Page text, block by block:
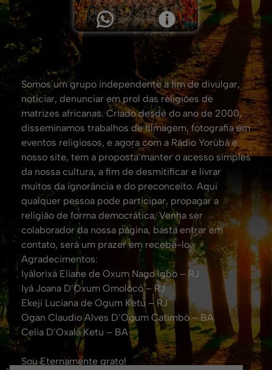
Somos um grupo independente a fim de divulgar,
noticiar, denunciar em prol das religiões de
matrizes africanas. Criado desde do ano de 2000,
disseminamos trabalhos de filmagem, fotografia em
eventos religiosos, e agora com a Rádio Yorùbá e
nosso site, tem a proposta manter o acesso simples
da nossa cultura, a fim de desmitificar e livrar
muitos da ignorância e do preconceito. Aqui
qualquer pessoa pode participar, propagar a
religião de forma democrática. Venha ser
colaborador da nossa página, basta entrar em
contato, será um prazer em recebê-lo.
Agradecimentos:
Iyálorixá Eliane de Oxum Nago Igbo – RJ
Iyá Joana D’Oxum Omolocô – RJ
Ekeji Luciana de Ogum Ketu – RJ
Ogan Claudio Alves D’Ogum Catimbó – BA
Celia D’Oxalá Ketu – BA
Sou Eternamente grato!